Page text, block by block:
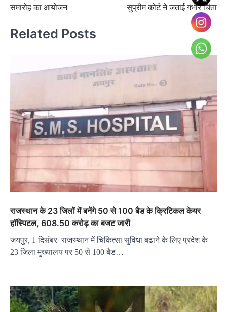
समारोह का आयोजन
सुप्रीम कोर्ट ने जताई गंभीर चिंता
Related Posts
राजस्थान के 23 जिलों में बनेंगे 50 से 100 बैड के क्रिटिकल केयर
हॉस्पिटल, 608.50 करोड़ का बजट जारी
जयपुर, 1 दिसंबर राजस्थान में चिकित्सा सुविधा बढाने के लिए प्रदेश के
23 जिला मुख्यालय पर 50 से 100 बैड…